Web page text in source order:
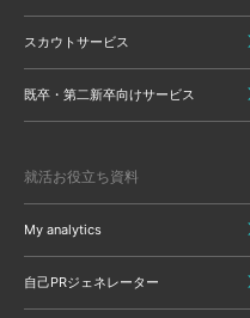
スカウトサービス
既卒・第二新卒向けサービス
就活お役立ち資料
My analytics
自己PRジェネレーター